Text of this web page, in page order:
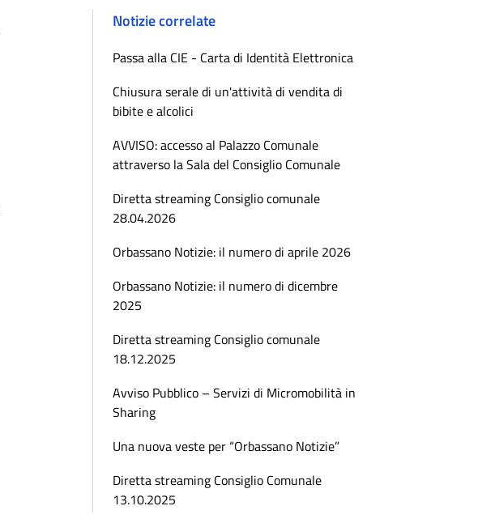
Notizie correlate
Passa alla CIE - Carta di Identità Elettronica
Chiusura serale di un'attività di vendita di
bibite e alcolici
AVVISO: accesso al Palazzo Comunale
attraverso la Sala del Consiglio Comunale
Diretta streaming Consiglio comunale
28.04.2026
Orbassano Notizie: il numero di aprile 2026
Orbassano Notizie: il numero di dicembre
2025
Diretta streaming Consiglio comunale
18.12.2025
Avviso Pubblico – Servizi di Micromobilità in
Sharing
Una nuova veste per “Orbassano Notizie”
Diretta streaming Consiglio Comunale
13.10.2025